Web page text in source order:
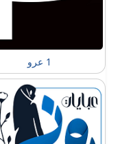
1 عرو